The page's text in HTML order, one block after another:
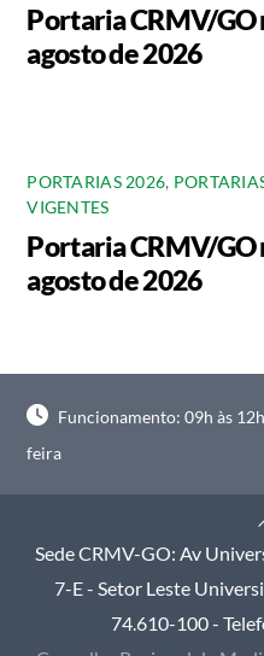
Portaria CRMV/GO
agosto de 2026
PORTARIAS 2026,
VIGENTES
Portaria CRMV/GO
agosto de 2026
Funcionamento: 09h às
feira
Sede CRMV-GO: Av
7-E - Setor Leste
74.610-100 -